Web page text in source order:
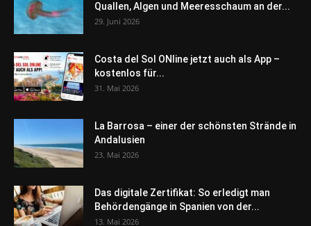
Quallen, Algen und Meeresschaum an der...
29. Juni 2026
Costa del Sol ONline jetzt auch als App –
kostenlos für...
31. Mai 2026
La Barrosa – einer der schönsten Strände in
Andalusien
23. Mai 2026
Das digitale Zertifikat: So erledigt man
Behördengänge in Spanien von der...
13. Mai 2026